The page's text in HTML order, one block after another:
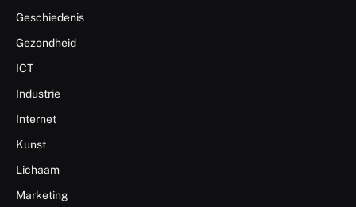
Geschiedenis
Gezondheid
ICT
Industrie
Internet
Kunst
Lichaam
Marketing